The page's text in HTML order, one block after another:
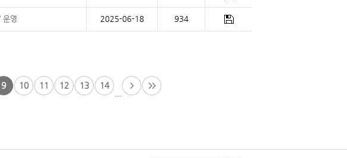
운영 2025-06-18 934
9 10 11 12 13 14